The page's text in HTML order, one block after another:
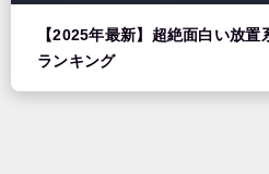
【2025年最新】超絶面白い放
ランキング